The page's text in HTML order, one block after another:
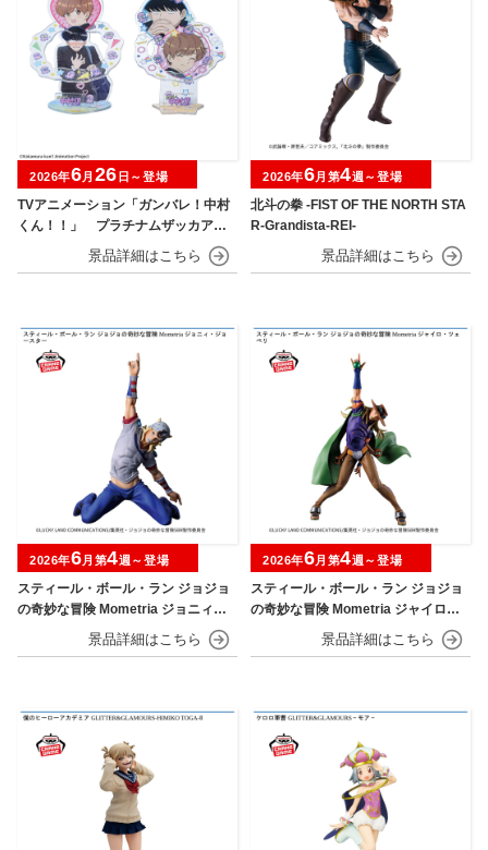
TVアニメーション「ガンバレ！中村
くん！！」 プラチナムザッカアク
リルジオラマ
2026年6月 26 日～登場
北斗の拳 -FIST OF THE NORTH STA
R-Grandista-REI-
2026年6月第4週～登場
スティール・ボール・ラン ジョジョ
の奇妙な冒険 Mometria ジョニィ・
ジョースター
2026年6月第4週～登場
スティール・ボール・ラン ジョジョ
の奇妙な冒険 Mometria ジャイロ・
2026年6月第4週～登場